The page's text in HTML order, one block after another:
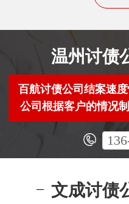
温州讨债
百航讨债公司结案速
公司根据客户的情况
文成讨债